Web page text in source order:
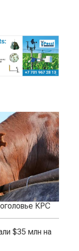
КРС
$35 млн на